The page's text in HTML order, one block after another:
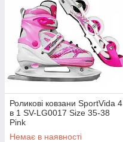
Роликові ковзани SportVida 4
в 1 SV-LG0017 Size 35-38
Pink
Немає в наявності